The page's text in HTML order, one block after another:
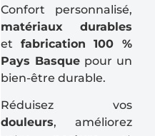
Confort personnalisé,
matériaux durables
et fabrication 100 %
Pays Basque pour un
bien-être durable.
Réduisez vos
douleurs, améliorez